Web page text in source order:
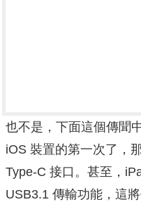
也不是，下面這個傳聞
iOS 裝置的第一次了，
Type-C 接口。甚至，
USB3.1 傳輸功能，這